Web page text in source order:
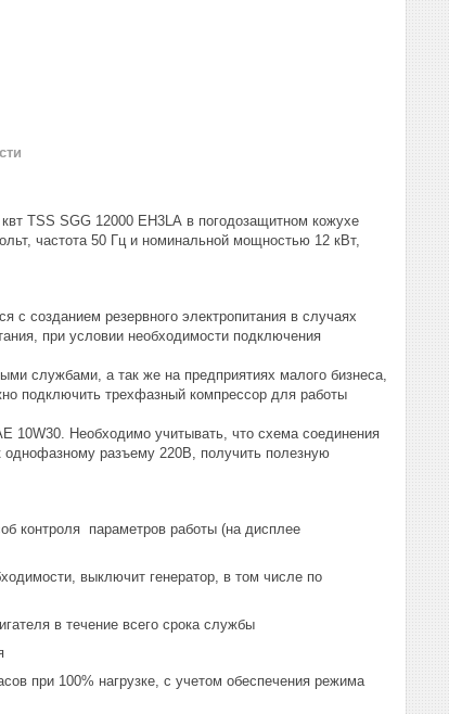
TSS SGG 12000 EH3LA в погодозащитном кожухе
частота 50 Гц и номинальной мощностью 12 кВт,
с созданием резервного электропитания в случаях
при условии необходимости подключения
службами, а так же на предприятиях малого бизнеса,
подключить трехфазный компрессор для работы
10W30. Необходимо учитывать, что схема соединения
однофазному разъему 220В, получить полезную
параметров работы (на дисплее
выключит генератор, в том числе по
в течение всего срока службы
при 100% нагрузке, с учетом обеспечения режима